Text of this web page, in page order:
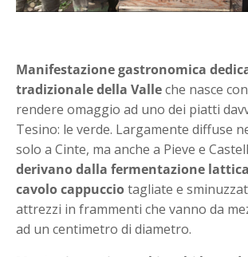
Manifestazione gastronomica
tradizionale della Valleche nasce
rendere omaggio ad uno dei piatti
Tesino: le verde. Largamente diffuse
solo a Cinte, ma anche a Pieve e
derivano dalla fermentazione
cavolo cappucciotagliate e
attrezzi in frammenti che vanno da
ad un centimetro di diametro.